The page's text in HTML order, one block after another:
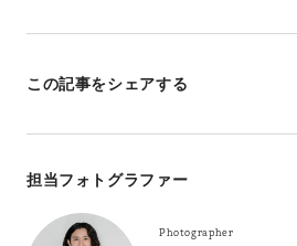
この記事をシェアする
担当フォトグラファー
Photographer